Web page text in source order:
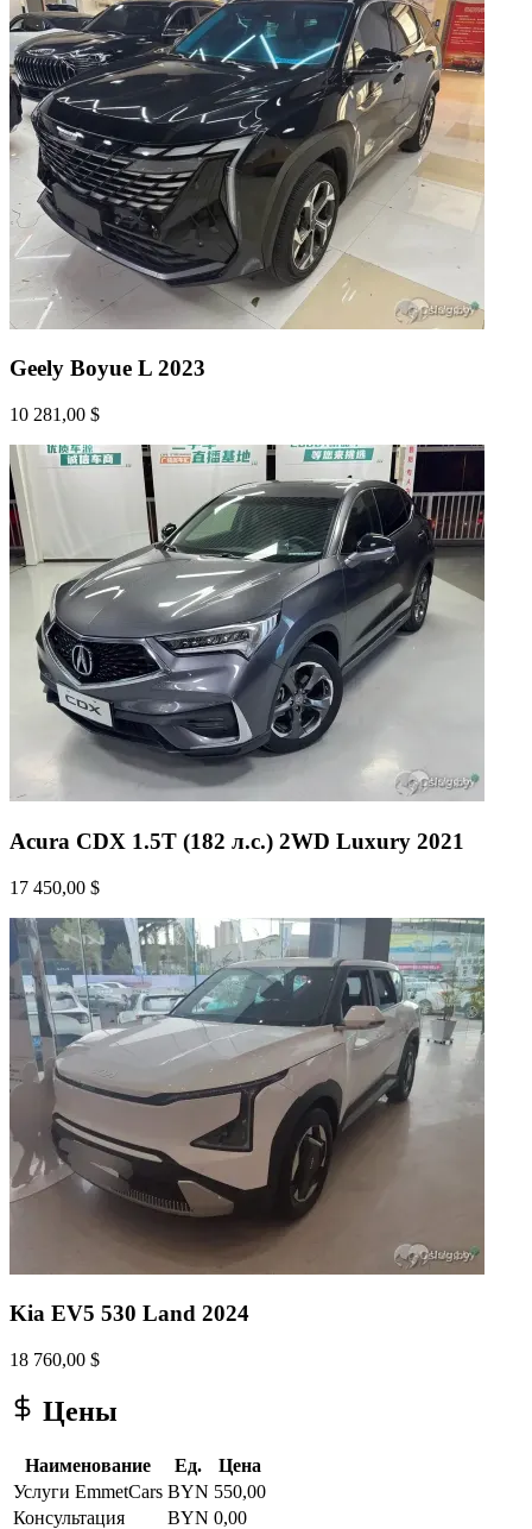
Geely Boyue L 2023
10 281,00 $
Acura CDX 1.5T (182 л.с.) 2WD Luxury 2021
17 450,00 $
Kia EV5 530 Land 2024
18 760,00 $
Цены
Наименование Ед.
Цена
Услуги EmmetCars BYN 550,00
Консультация
BYN 0,00